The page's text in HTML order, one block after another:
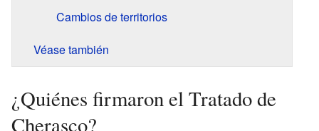
Cambios de territorios
Véase también
¿Quiénes firmaron el Tratado de
Cherasco?